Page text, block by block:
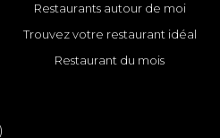
Restaurants autour de moi
Trouvez votre restaurant idéal
Restaurant du mois